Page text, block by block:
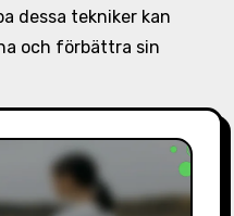
dessa tekniker kan
och förbättra sin